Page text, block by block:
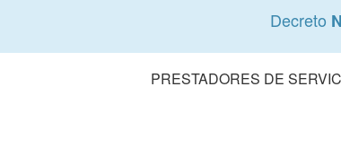
Decreto
PRESTADORES DE